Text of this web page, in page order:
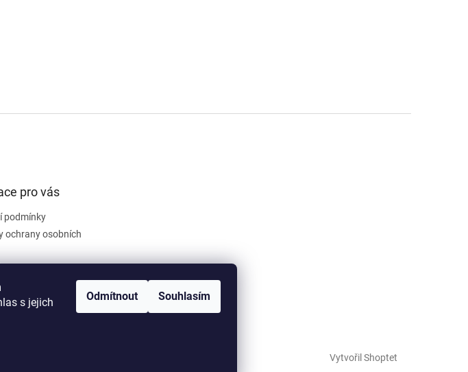
s jejich
Odmítnout Souhlasím
pro vás
podmínky
ochrany osobních
Vytvořil Shoptet